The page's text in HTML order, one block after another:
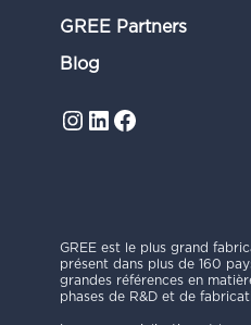
GREE Partners
Blog
Instagram
LinkedIn
Facebook
GREE est le plus grand
présent dans plus de 160
grandes références en
phases de R&D et de